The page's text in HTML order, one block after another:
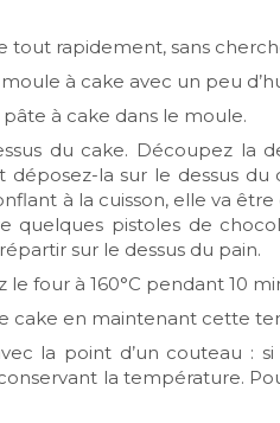
tout rapidement, sans
moule à cake avec un peu
à cake dans le moule.
du cake. Découpez la
déposez-la sur le dessus du
à la cuisson, elle va
quelques pistoles de
sur le dessus du pain.
le four à 160°C pendant 10
cake en maintenant cette
la point d’un couteau :
la température.